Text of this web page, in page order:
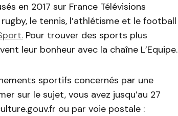
en 2017 sur France Télévisions
le tennis, l’athlétisme et le football
Pour trouver des sports plus
leur bonheur avec la chaîne L’Equipe.
sportifs concernés par une
sur le sujet, vous avez jusqu’au 27
ou par voie postale :